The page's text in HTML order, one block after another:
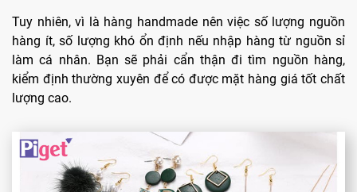
Tuy nhiên, vì là hàng handmade nên việc số lượng nguồn
hàng ít, số lượng khó ổn định nếu nhập hàng từ nguồn sỉ
làm cá nhân. Bạn sẽ phải cẩn thận đi tìm nguồn hàng,
kiểm định thường xuyên để có được mặt hàng giá tốt chất
lượng cao.